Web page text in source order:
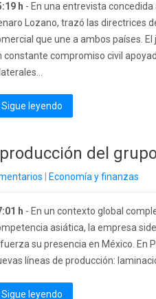
h - En una entrevista
Lozano, trazó las directrices
que une a ambos países.
constante compromiso civil
Sigue leyendo
del
Economía y finanzas
h - En un contexto global
asiática, la empresa
su presencia en México. En
líneas de producción:
Sigue leyendo